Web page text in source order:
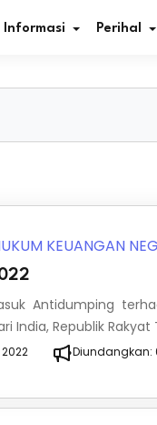
Informasi
Berita
Statistik
Penghargaan
Perihal
KEUANGAN
Antidumping
India, Republik
Diundangkan: